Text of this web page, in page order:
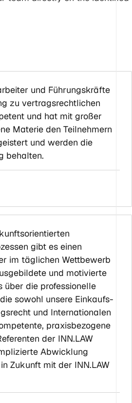
und Führungskräfte
zu vertragsrechtlichen
und hat mit großer
Materie den Teilnehmern
und werden die
behalten.
gibt es einen
im täglichen Wettbewerb
und motivierte
über die professionelle
sowohl unsere Einkaufs-
und Internationalen
praxisbezogene
der INN.LAW
Abwicklung
Zukunft mit der INN.LAW